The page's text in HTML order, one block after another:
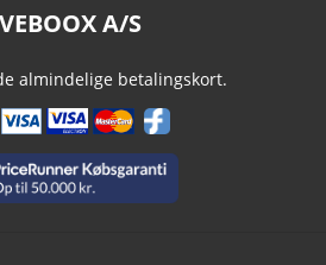
A/S
almindelige betalingskort.